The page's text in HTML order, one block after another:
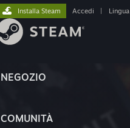
NEGOZIO
COMUNITÀ
Installa Steam Accedi Lingua